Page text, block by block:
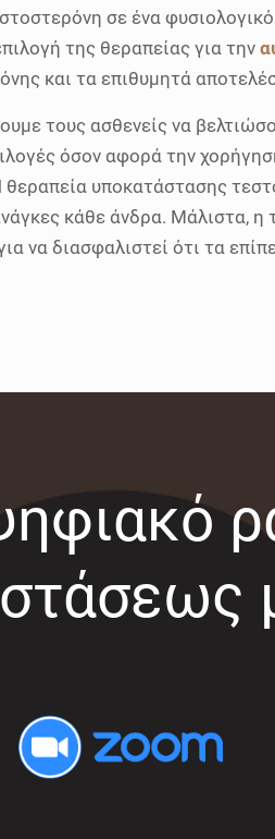
σε ένα
της θεραπείας για την
και τα επιθυμητά
τους ασθενείς να
όσον αφορά την
θεραπεία υποκατάστασης
κάθε άνδρα. Μάλιστα,
να διασφαλιστεί ότι τα